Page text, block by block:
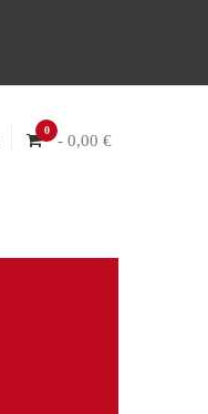
0
- 0,00 €